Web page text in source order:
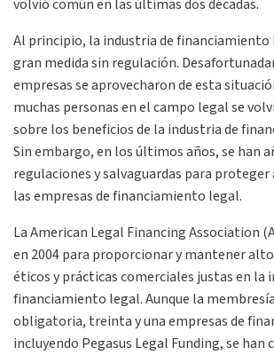
volvió común en las últimas dos décadas.
Al principio, la industria de financiamiento
gran medida sin regulación.
empresas se aprovecharon de esta
muchas personas en el campo legal se
sobre los beneficios de la industria de
Sin embargo, en los últimos años, se han
regulaciones y salvaguardas para proteger
las empresas de financiamiento legal.
La American Legal Financing Association (
en 2004 para proporcionar y mantener
éticos y prácticas comerciales justas en la
financiamiento legal. Aunque la
obligatoria, treinta y una empresas de
incluyendo Pegasus Legal Funding, se han